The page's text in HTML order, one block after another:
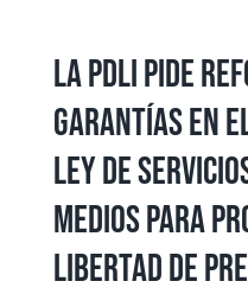
LA PDLI PIDE
GARANTÍAS EN
LEY DE
MEDIOS PARA
LIBERTAD DE